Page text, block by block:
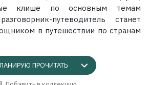
клише по основным темам
путеводитель станет
в путешествии по странам
ПРОЧИТАТЬ